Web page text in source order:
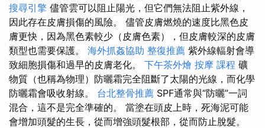
搜尋引擎 儘管雲可以阻止陽光，但它們無法阻止紫外線，
因此存在皮膚損傷的風險。 儘管皮膚燃燒的速度比黑色皮
膚更快，因為黑色素較少（皮膚色素），但皮膚較深的皮膚
類型也需要保護。 海外抓姦協助 整復推薦 紫外線輻射會導
致細胞損傷和過早的皮膚老化。 下午茶外燴 按摩 課程 礦
物質（也稱為物理）防曬霜完全阻斷了太陽的光線，而化學
防曬霜會吸收射線。 台北整骨推薦 SPF通常與“防曬”一詞
混合，這不是完全準確的。 當塗在頭皮上時，死海泥可能
會增加頭髮的生長，從而增強頭髮根部，從而防止脫髮。